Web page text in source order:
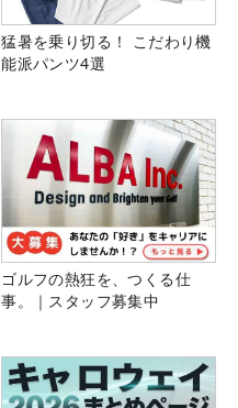
猛暑を乗り切る！ こだわり機
能派パンツ4選
ゴルフの熱狂を、つくる仕
事。｜スタッフ募集中